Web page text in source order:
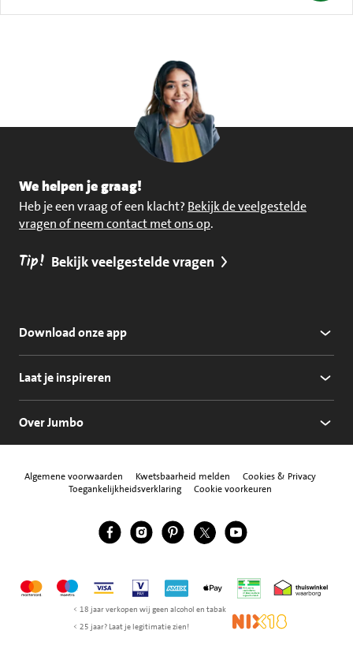
We helpen je graag!
Heb je een vraag of een klacht? Bekijk de veelgestelde
vragen of neem contact met ons op.
Tip! Bekijk veelgestelde vragen
Download onze app
Laat je inspireren
Over Jumbo
Algemene voorwaarden Kwetsbaarheid melden
Cookies & Privacy
Toegankelijkheidsverklaring
Cookie voorkeuren
Volg ons
Jumbo Facebook
Jumbo Instagram
Jumbo Pinterest
Jumbo Twitter
Jumbo YouTube
MastercardMaestroVisa Vpay American Express
Apple Pay Thuiswinkel
< 18 jaar verkopen wij geen alcohol en tabak
< 25 jaar? Laat je legitimatie zien!
NIX18